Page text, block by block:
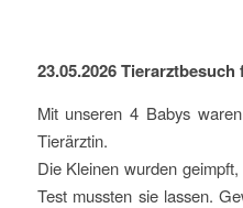
23.05.2026
Mit unseren 4 Babys
Tierärztin.
Die Kleinen wurden
Test mussten sie lassen.